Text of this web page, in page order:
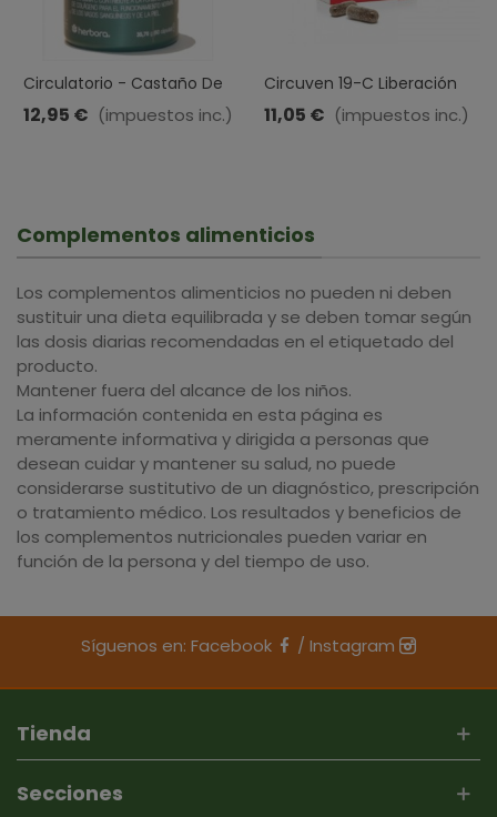
Circulatorio - Castaño De
Indias, Centella Asiática,
Rusco, Hamamelis, Vid Roja
12,95 € (impuestos inc.)
Circuven 19-C Liberación
Prolongada · Soria Natural ·
30 Cápsulas
11,05 € (impuestos inc.)
Complementos alimenticios
Los complementos alimenticios no pueden ni deben
sustituir una dieta equilibrada y se deben tomar según
las dosis diarias recomendadas en el etiquetado del
producto.
Mantener fuera del alcance de los niños.
La información contenida en esta página es
meramente informativa y dirigida a personas que
desean cuidar y mantener su salud, no puede
considerarse sustitutivo de un diagnóstico, prescripción
o tratamiento médico. Los resultados y beneficios de
los complementos nutricionales pueden variar en
función de la persona y del tiempo de uso.
Síguenos en: Facebook / Instagram
Tienda
Secciones